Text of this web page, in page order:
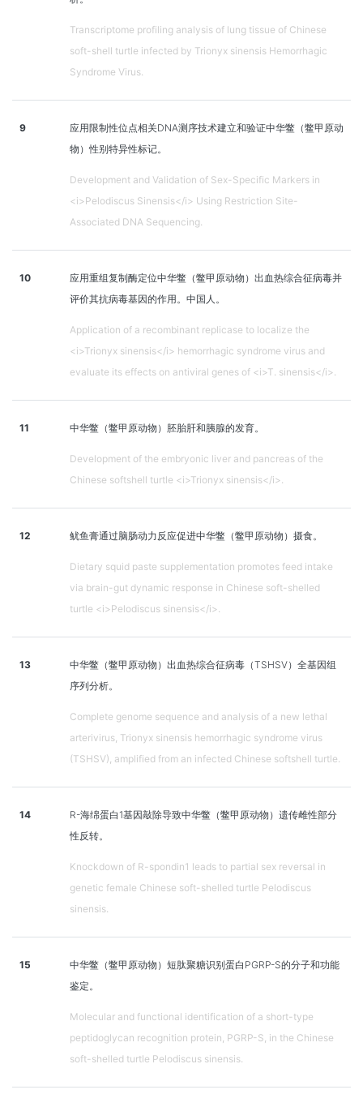
Transcriptome profiling analysis of lung tissue of Chinese
soft-shell turtle infected by Trionyx sinensis Hemorrhagic
Syndrome Virus.
9
应用限制性位点相关DNA测序技术建立和验证中华鳖（鳖甲原动
物）性别特异性标记。
Development and Validation of Sex-Specific Markers in
<i>Pelodiscus Sinensis</i> Using Restriction Site-
Associated DNA Sequencing.
10
应用重组复制酶定位中华鳖（鳖甲原动物）出血热综合征病毒并
评价其抗病毒基因的作用。中国人。
Application of a recombinant replicase to localize the
<i>Trionyx sinensis</i> hemorrhagic syndrome virus and
evaluate its effects on antiviral genes of <i>T. sinensis</i>.
11 中华鳖（鳖甲原动物）胚胎肝和胰腺的发育。
Development of the embryonic liver and pancreas of the
Chinese softshell turtle <i>Trionyx sinensis</i>.
12 鱿鱼膏通过脑肠动力反应促进中华鳖（鳖甲原动物）摄食。
Dietary squid paste supplementation promotes feed intake
via brain-gut dynamic response in Chinese soft-shelled
turtle <i>Pelodiscus sinensis</i>.
13
中华鳖（鳖甲原动物）出血热综合征病毒（TSHSV）全基因组
序列分析。
Complete genome sequence and analysis of a new lethal
arterivirus, Trionyx sinensis hemorrhagic syndrome virus
(TSHSV), amplified from an infected Chinese softshell turtle.
14
R-海绵蛋白1基因敲除导致中华鳖（鳖甲原动物）遗传雌性部分
性反转。
Knockdown of R-spondin1 leads to partial sex reversal in
genetic female Chinese soft-shelled turtle Pelodiscus
sinensis.
15
中华鳖（鳖甲原动物）短肽聚糖识别蛋白PGRP-S的分子和功能
鉴定。
Molecular and functional identification of a short-type
peptidoglycan recognition protein, PGRP-S, in the Chinese
soft-shelled turtle Pelodiscus sinensis.